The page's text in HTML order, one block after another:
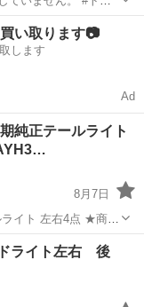
ンプ
外用品
い取ります📷
します
Ad
純正テールライト
8月7日
ます。 型式 中古品 (1) １部傷などがござい...
ライト
ライト左右 後